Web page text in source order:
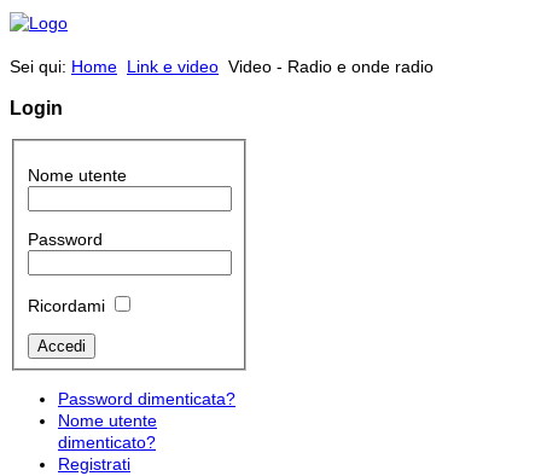
Sei qui: Home Link e video Video - Radio e onde radio
Login
Nome utente
Password
Ricordami
Password dimenticata?
Nome utente
dimenticato?
Registrati